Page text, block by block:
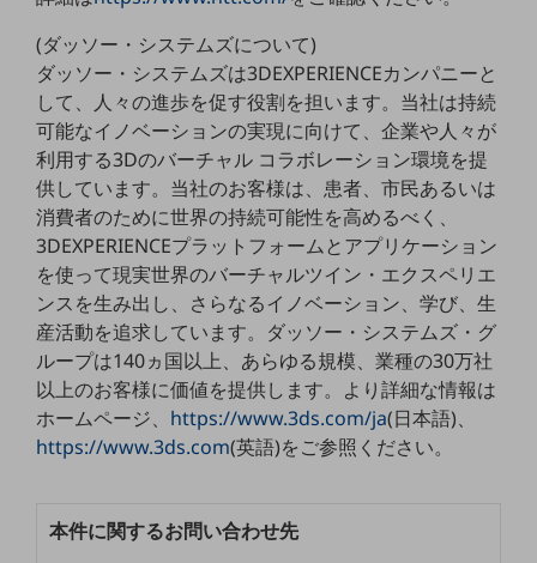
ダイバーシティ
経営情報
経営情報TOP
決算公告
電子公告
基礎的電気通信役務損益明細表
採用情報
採用情報TOP
新卒採用
経験者採用
障がい者採用
人材育成制度
(ダッソー・システムズについて)
ダッソー・システムズは3DEXPERIENCEカンパニーと
して、人々の進歩を促す役割を担います。当社は持続
可能なイノベーションの実現に向けて、企業や人々が
利用する3Dのバーチャル コラボレーション環境を提
供しています。当社のお客様は、患者、市民あるいは
消費者のために世界の持続可能性を高めるべく、
3DEXPERIENCEプラットフォームとアプリケーション
を使って現実世界のバーチャルツイン・エクスペリエ
ンスを生み出し、さらなるイノベーション、学び、生
産活動を追求しています。ダッソー・システムズ・グ
ループは140ヵ国以上、あらゆる規模、業種の30万社
以上のお客様に価値を提供します。より詳細な情報は
ホームページ、 https://www.3ds.com/ja(日本語)、
https://www.3ds.com(英語)をご参照ください。
本件に関するお問い合わせ先